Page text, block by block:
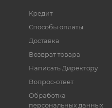
Кредит
Способы оплаты
Доставка
Возврат товара
Написать Директору
Вопрос-ответ
Обработка
персональных данных